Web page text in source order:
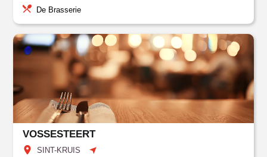
De Brasserie
VOSSESTEERT
SINT-KRUIS